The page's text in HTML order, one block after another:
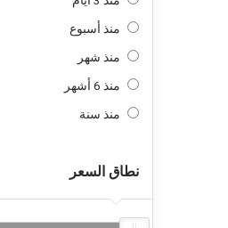
منذ أسبوع
منذ شهر
منذ 6 أشهر
منذ سنة
نطاق السعر